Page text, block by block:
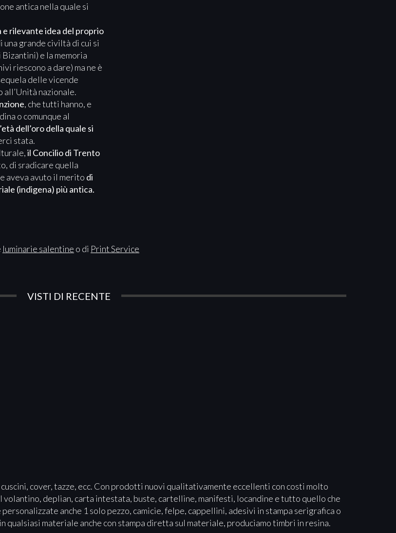
antica nella quale si
rilevante idea del proprio
una grande civiltà di cui si
e la memoria
riescono a dare) ma ne è
delle vicende
nazionale.
, che tutti hanno, e
o comunque al
dell’oro della quale si
stata.
il Concilio di Trento
di sradicare quella
aveva avuto il merito di
(indigena) più antica.
luminarie salentine o di Print Service
VISTI DI RECENTE
cover, tazze, ecc. Con prodotti nuovi qualitativamente eccellenti con costi molto
deplian, carta intestata, buste, cartelline, manifesti, locandine e tutto quello che
anche 1 solo pezzo, camicie, felpe, cappellini, adesivi in stampa serigrafica o
materiale anche con stampa diretta sul materiale, produciamo timbri in resina.